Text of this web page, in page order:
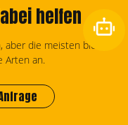
helfen
die meisten bieten
Arten an.